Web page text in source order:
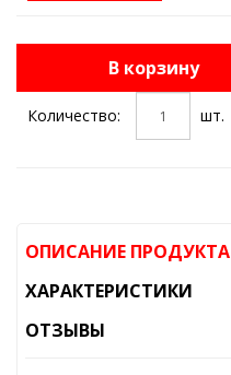
В корзину
Количество: шт.
ОПИСАНИЕ ПРОДУКТА
ХАРАКТЕРИСТИКИ
ОТЗЫВЫ